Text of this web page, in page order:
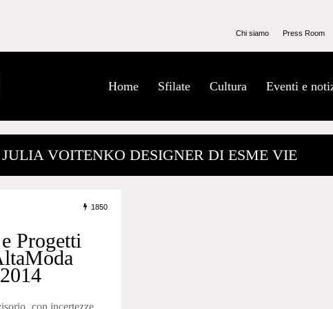
Chi siamo Press Room
Home Sfilate Cultura Eventi e
VOITENKO DESIGNER DI ESME VIE
1850
Progetti
con incertezze